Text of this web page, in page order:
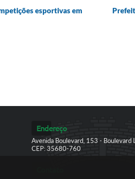
esportivas em
Endereço
Avenida Boulevard, 153 - Boulevard
CEP: 35680-760